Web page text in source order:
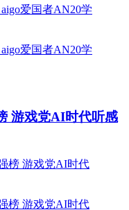
游戏党AI时代听感